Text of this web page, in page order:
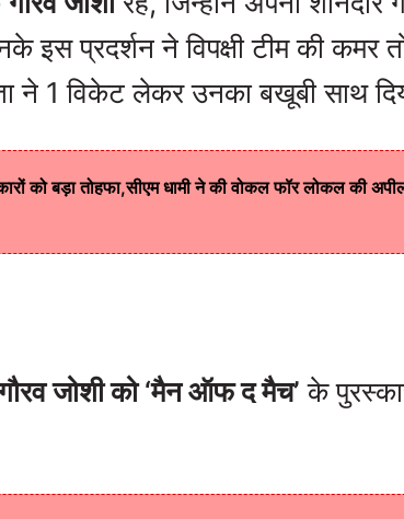
इस प्रदर्शन ने विपक्षी टीम की कमर
ने 1 विकेट लेकर उनका बखूबी साथ
को बड़ा तोहफा,सीएम धामी ने की वोकल फॉर लोकल की
जोशी को ‘मैन ऑफ द मैच’ के